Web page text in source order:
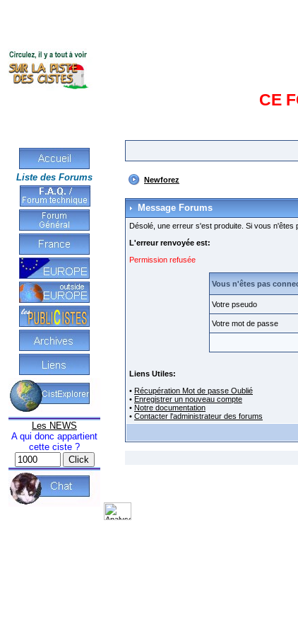
CE
Liste des Forums
Les NEWS
A qui donc appartient
cette ciste ?
Newforez
Message Forums
Désolé, une erreur s'est produite. Si vous n'êtes
L'erreur renvoyée est:
Permission refusée
Vous n'êtes pas
Votre pseudo
Votre mot de passe
Liens Utiles:
• Récupération Mot de passe Oublié
• Enregistrer un nouveau compte
• Notre documentation
• Contacter l'administrateur des forums